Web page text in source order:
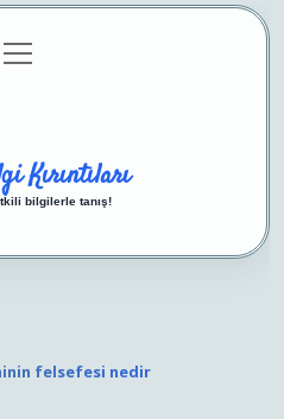
menüyü
aç
Kırıntıları
bilgilerle tanış!
felsefesi nedir